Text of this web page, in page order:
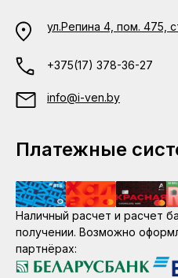
ул.Репина 4, пом. 475,
+375(17) 378-36-27
info@i-ven.by
Платежные
Наличный расчет и расчет
получении. Возможно
партнёрах: